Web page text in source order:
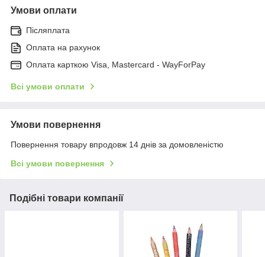
Умови оплати
Післяплата
Оплата на рахунок
Оплата карткою Visa, Mastercard - WayForPay
Всі умови оплати
Умови повернення
Повернення товару впродовж 14 днів за домовленістю
Всі умови повернення
Подібні товари компанії